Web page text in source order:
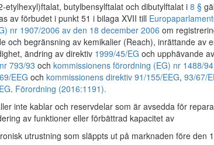
etylhexyl)ftalat, butylbensylftalat och dibutylftalat i 8 §
av förbudet i punkt 51 i bilaga XVII till
nr 1907/2006 av den 18 december 2006 om
och begränsning av kemikalier (Reach), inrättande av
ändring av direktiv 1999/45/EG och upphävande av
793/93 och kommissionens förordning (EG) nr 1488/94
EEG och kommissionens direktiv 91/155/EEG, 93/67/
. Förordning (2016:1191).
inte kablar och reservdelar som är avsedda för
av funktioner eller förbättrad kapacitet av
utrustning som släppts ut på marknaden före den